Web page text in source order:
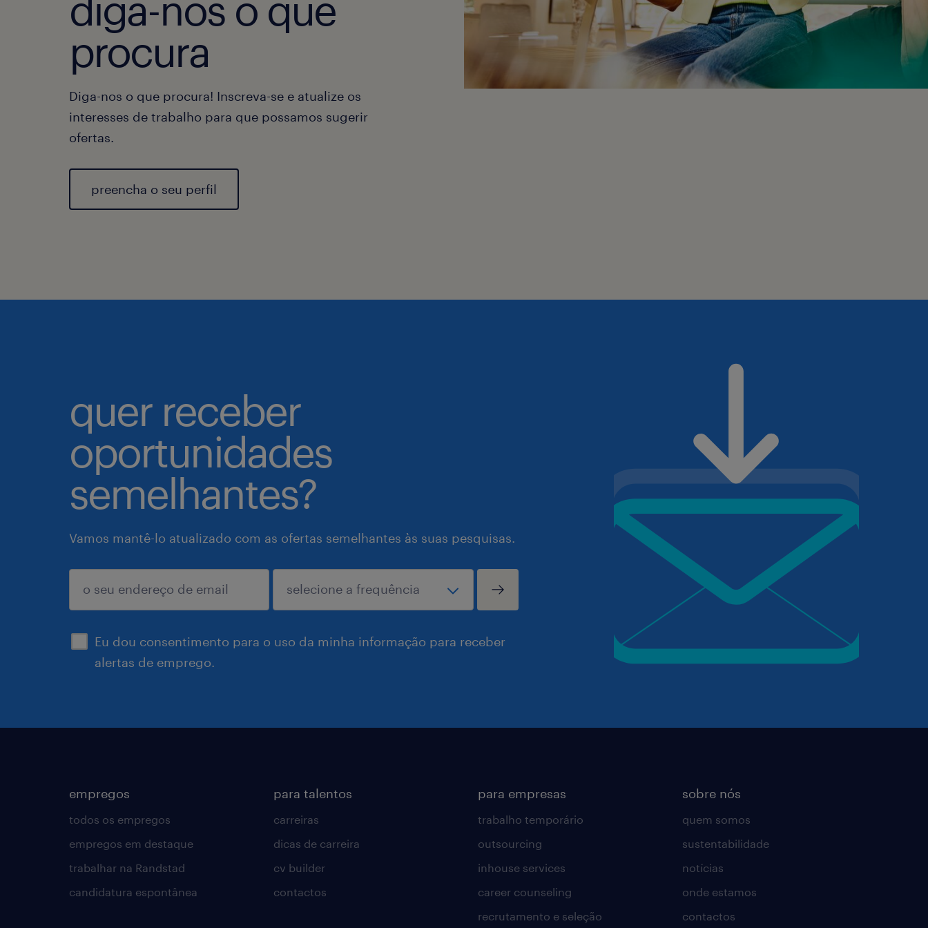
procura
Diga-nos o que procura! Inscreva-se e atualize os
interesses de trabalho para que possamos sugerir
ofertas.
preencha o seu perfil
quer receber
oportunidades
semelhantes?
Vamos mantê-lo atualizado com as ofertas semelhantes às suas pesquisas.
Eu dou consentimento para o uso da minha informação para receber
alertas de emprego.
enviar
empregos
todos os empregos
empregos em destaque
trabalhar na Randstad
candidatura espontânea
para talentos
carreiras
dicas de carreira
cv builder
contactos
para empresas
trabalho temporário
outsourcing
inhouse services
career counseling
recrutamento e seleção
sobre nós
quem somos
sustentabilidade
notícias
onde estamos
contactos